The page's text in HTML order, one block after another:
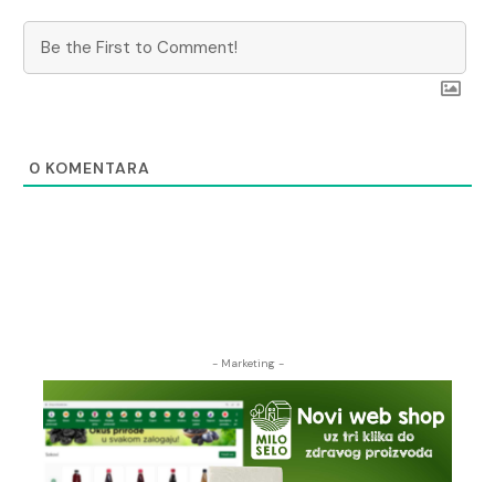
0 KOMENTARA
- Marketing -